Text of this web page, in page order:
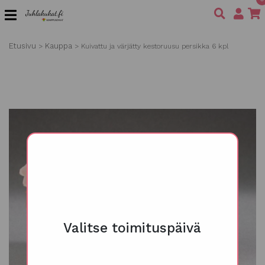
Valitse toimituspäivä
Etusivu > Kauppa > Kuivattu ja värjätty kestoruusu persikka 6 kpl